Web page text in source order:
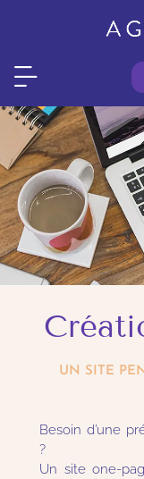
UN SITE
Besoin d’une
?
Un site one-